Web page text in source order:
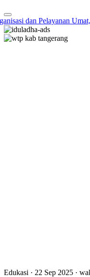
dan Pelayanan Umat,
Edukasi · 22 Sep 2025 ·